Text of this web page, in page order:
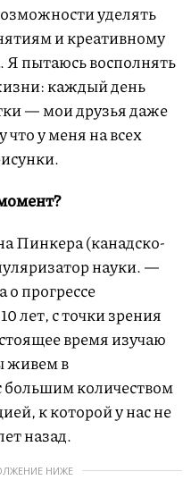
уделять
и креативному
Я пытаюсь восполнять
каждый день
— мои друзья даже
у меня на всех
Пинкера (канадско-
науки. —
прогрессе
лет, с точки зрения
время изучаю
живем в
большим количеством
к которой у нас не
назад.
НИЖЕ